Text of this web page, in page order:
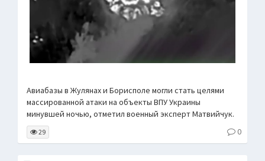
Авиабазы в Жулянах и Борисполе могли стать целями
массированной атаки на объекты ВПУ Украины
минувшей ночью, отметил военный эксперт Матвийчук.
29 0